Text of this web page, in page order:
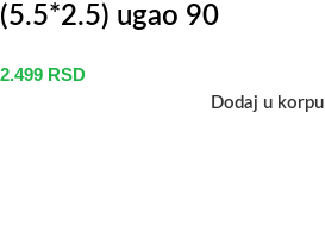
(5.5*2.5) ugao 90
2.499 RSD
Dodaj u korpu